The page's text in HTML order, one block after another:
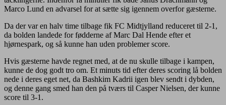
Marco Lund en advarsel for at sætte sig igennem overfor gæsterne.
Da der var en halv time tilbage fik FC Midtjylland reduceret til 2-1,
da bolden landede for fødderne af Marc Dal Hende efter et
hjørnespark, og så kunne han uden problemer score.
Hvis gæsterne havde regnet med, at de nu skulle tilbage i kampen,
kunne de dog godt tro om. Et minuts tid efter deres scoring lå bolden
nede i deres eget net, da Bashkim Kadrii igen blev sendt i dybden,
og denne gang smed han den på tværs til Casper Nielsen, der kunne
score til 3-1.